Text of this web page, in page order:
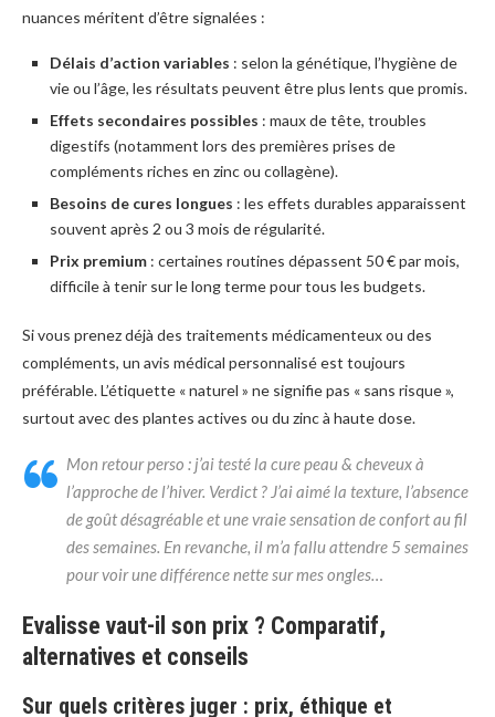
nuances méritent d’être signalées :
Délais d’action variables : selon la génétique, l’hygiène de
vie ou l’âge, les résultats peuvent être plus lents que promis.
Effets secondaires possibles : maux de tête, troubles
digestifs (notamment lors des premières prises de
compléments riches en zinc ou collagène).
Besoins de cures longues : les effets durables apparaissent
souvent après 2 ou 3 mois de régularité.
Prix premium : certaines routines dépassent 50 € par mois,
difficile à tenir sur le long terme pour tous les budgets.
Si vous prenez déjà des traitements médicamenteux ou des
compléments, un avis médical personnalisé est toujours
préférable. L’étiquette « naturel » ne signifie pas « sans risque »,
surtout avec des plantes actives ou du zinc à haute dose.
Mon retour perso : j’ai testé la cure peau & cheveux à
l’approche de l’hiver. Verdict ? J’ai aimé la texture, l’absence
de goût désagréable et une vraie sensation de confort au fil
des semaines. En revanche, il m’a fallu attendre 5 semaines
pour voir une différence nette sur mes ongles…
Evalisse vaut-il son prix ? Comparatif,
alternatives et conseils
Sur quels critères juger : prix, éthique et